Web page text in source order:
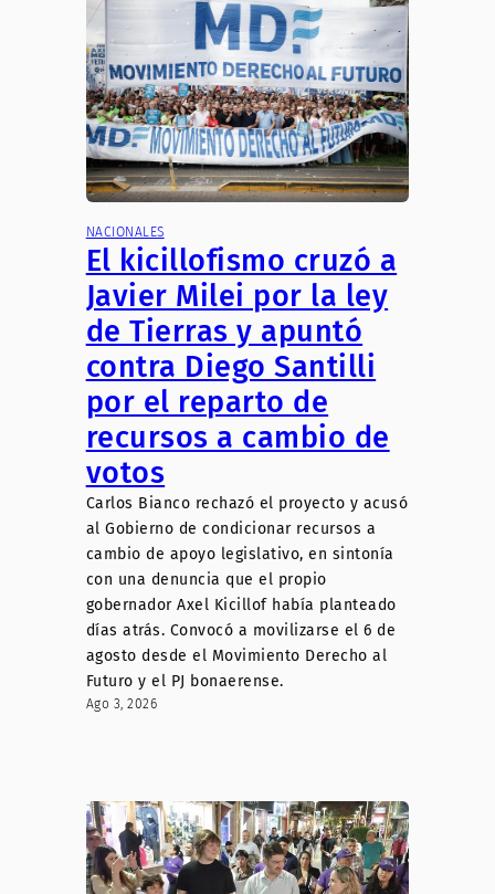
NACIONALES
El kicillofismo cruzó a
Javier Milei por la ley
de Tierras y apuntó
contra Diego Santilli
por el reparto de
recursos a cambio de
votos
Carlos Bianco rechazó el proyecto y acusó
al Gobierno de condicionar recursos a
cambio de apoyo legislativo, en sintonía
con una denuncia que el propio
gobernador Axel Kicillof había planteado
días atrás. Convocó a movilizarse el 6 de
agosto desde el Movimiento Derecho al
Futuro y el PJ bonaerense.
Ago 3, 2026